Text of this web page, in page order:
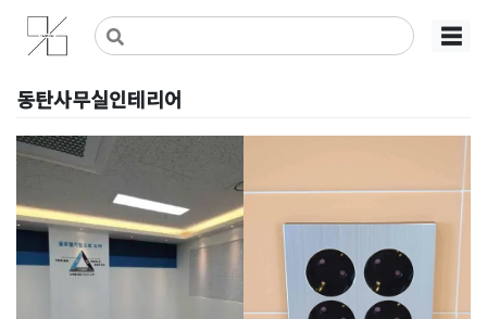
Skip
content
사무실인테리어 디자인 공사 비용견적 플랫폼
사무실인테리어 916
☰
동탄사무실인테리어
Posted on2019년 12월 5일byDOPAMIN